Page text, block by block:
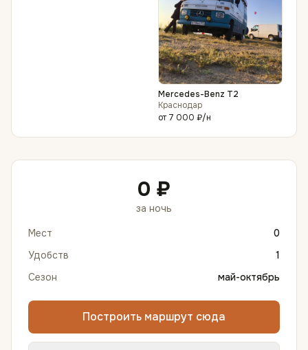
Mercedes-Benz T2
Краснодар
от 7 000 ₽/н
0 ₽
за ночь
Мест
0
Удобств
1
Сезон
май-октябрь
Построить маршрут сюда